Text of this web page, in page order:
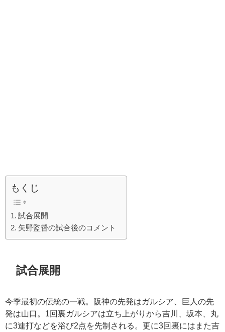
もくじ
試合展開
矢野監督の試合後のコメント
試合展開
今季最初の伝統の一戦。阪神の先発はガルシア、巨人の先
発は山口。 1回裏ガルシアは立ち上がりから吉川、坂本、丸
に3連打などを浴び2点を先制される。更に3回裏にはまた吉